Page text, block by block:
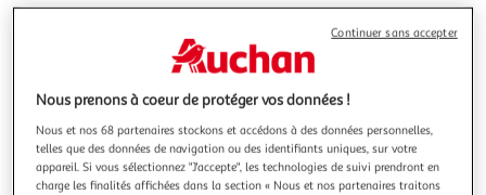
Nous prenons à coeur de protéger vos données !
Nous et nos 68 partenaires stockons et accédons à des données personnelles,
telles que des données de navigation ou des identifiants uniques, sur votre
appareil. Si vous sélectionnez "J'accepte", les technologies de suivi prendront en
charge les finalités affichées dans la section « Nous et nos partenaires traitons
Continuer sans accepter